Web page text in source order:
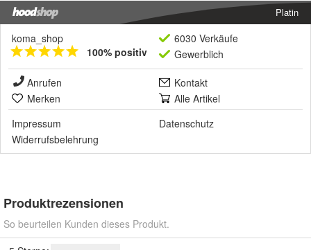
Platin
koma_shop
100% positiv
6030 Verkäufe
Gewerblich
Anrufen
Kontakt
Merken
Alle Artikel
Impressum
Datenschutz
Widerrufsbelehrung
Produktrezensionen
So beurteilen Kunden dieses Produkt.